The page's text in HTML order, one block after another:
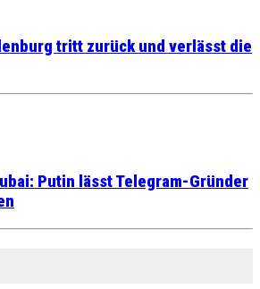
tritt zurück und verlässt die
Putin lässt Telegram-Gründer